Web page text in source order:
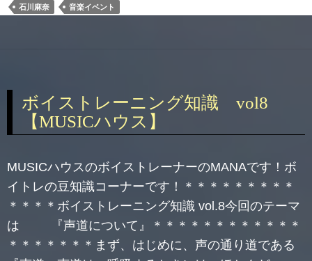
石川麻奈
音楽イベント
ボイストレーニング知識 vol8
【MUSICハウス】
MUSICハウスのボイストレーナーのMANAです！ボ
イトレの豆知識コーナーです！＊＊＊＊＊＊＊＊＊
＊＊＊＊ボイストレーニング知識 vol.8今回のテーマ
は 『声道について』＊＊＊＊＊＊＊＊＊＊＊＊
＊＊＊＊＊＊＊まず、はじめに、声の通り道である